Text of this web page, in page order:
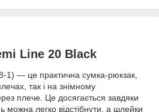
Line 20 Black
1) — це практична сумка-рюкзак,
так і на знімному
плече. Це досягається завдяки
можна легко відстібнути, а шлейки